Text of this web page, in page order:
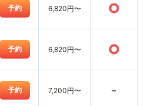
予約 6,820円〜 ○
予約 6,820円〜 ○
予約 7,200円〜 -